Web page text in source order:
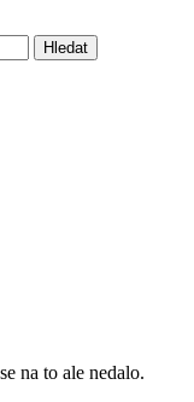
na to ale nedalo.